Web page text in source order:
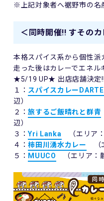
※上記対象者へ裾野市の名
＜同時開催!! すその
本格スパイス系から個性派
走った後はカレーでエネル
★5/19 UP★ 出店店舗決定!!
１： スパイスカレー
辺）
２：旅するご飯晴れと群青
辺）
３：Yri Lanka （エリア：
４：柿田川湧水カレー
（
５： MUUCO （エリア：